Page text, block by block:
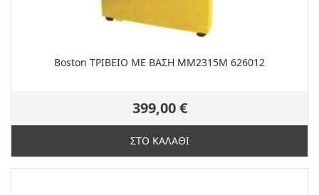
Boston ΤΡΙΒΕΙΟ ΜΕ ΒΑΣΗ MM2315M 626012
399,00 €
ΣΤΟ ΚΑΛΑΘΙ